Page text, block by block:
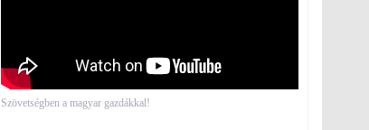
Szövetségben a magyar gazdákkal!